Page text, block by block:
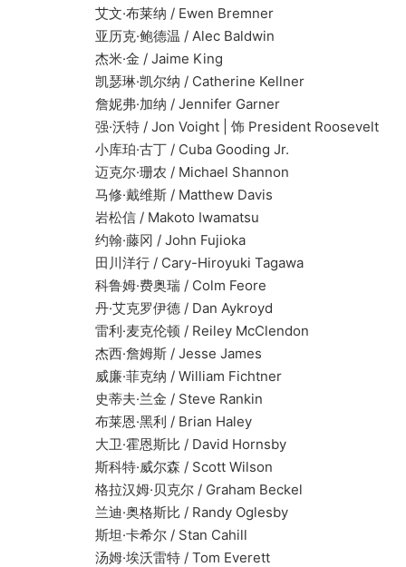
艾文·布莱纳 / Ewen Bremner
亚历克·鲍德温 / Alec Baldwin
杰米·金 / Jaime King
凯瑟琳·凯尔纳 / Catherine Kellner
詹妮弗·加纳 / Jennifer Garner
强·沃特 / Jon Voight | 饰 President Roosevelt
小库珀·古丁 / Cuba Gooding Jr.
迈克尔·珊农 / Michael Shannon
马修·戴维斯 / Matthew Davis
岩松信 / Makoto Iwamatsu
约翰·藤冈 / John Fujioka
田川洋行 / Cary-Hiroyuki Tagawa
科鲁姆·费奥瑞 / Colm Feore
丹·艾克罗伊德 / Dan Aykroyd
雷利·麦克伦顿 / Reiley McClendon
杰西·詹姆斯 / Jesse James
威廉·菲克纳 / William Fichtner
史蒂夫·兰金 / Steve Rankin
布莱恩·黑利 / Brian Haley
大卫·霍恩斯比 / David Hornsby
斯科特·威尔森 / Scott Wilson
格拉汉姆·贝克尔 / Graham Beckel
兰迪·奥格斯比 / Randy Oglesby
斯坦·卡希尔 / Stan Cahill
汤姆·埃沃雷特 / Tom Everett